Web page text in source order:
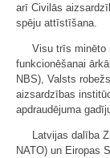
arī Civilās
spēju attīstīšana.
Visu trīs minēto
funkcionēšanai
NBS), Valsts
aizsardzības
apdraudējuma
Latvijas dalība
NATO) un Eiropas